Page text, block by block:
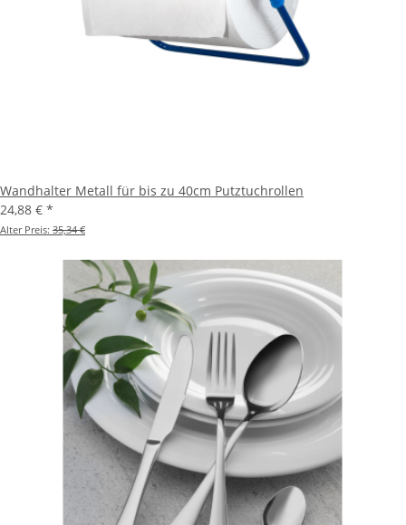
Wandhalter Metall für bis zu 40cm Putztuchrollen
24,88 € *
Alter Preis: 35,34 €